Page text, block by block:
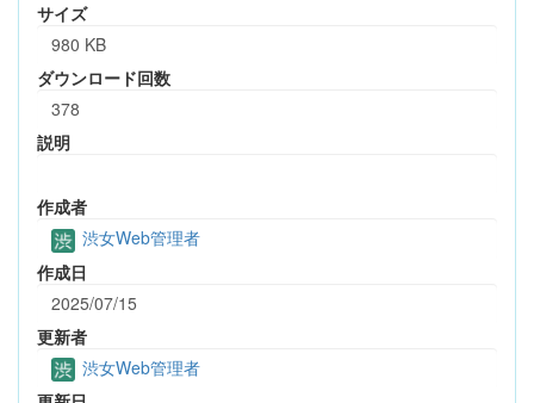
サイズ
980 KB
ダウンロード回数
378
説明
作成者
渋女Web管理者
作成日
2025/07/15
更新者
渋女Web管理者